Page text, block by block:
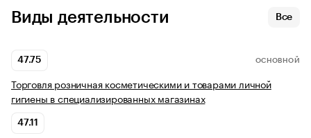
Виды деятельности Все
47.75 ОСНОВНОЙ
Торговля розничная косметическими и товарами личной
гигиены в специализированных магазинах
47.11